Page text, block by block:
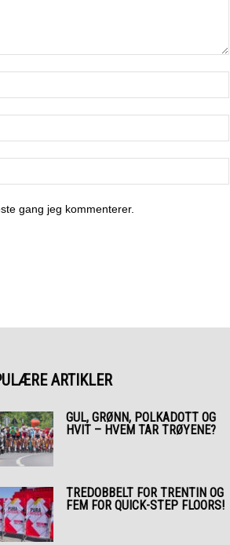
gang jeg kommenterer.
ARTIKLER
GUL, GRØNN, POLKADOTT OG
HVIT – HVEM TAR TRØYENE?
TREDOBBELT FOR TRENTIN OG
FEM FOR QUICK-STEP FLOORS!